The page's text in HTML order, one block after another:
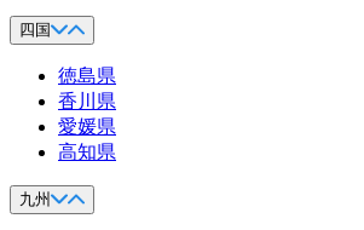
四国
徳島県
香川県
愛媛県
高知県
九州